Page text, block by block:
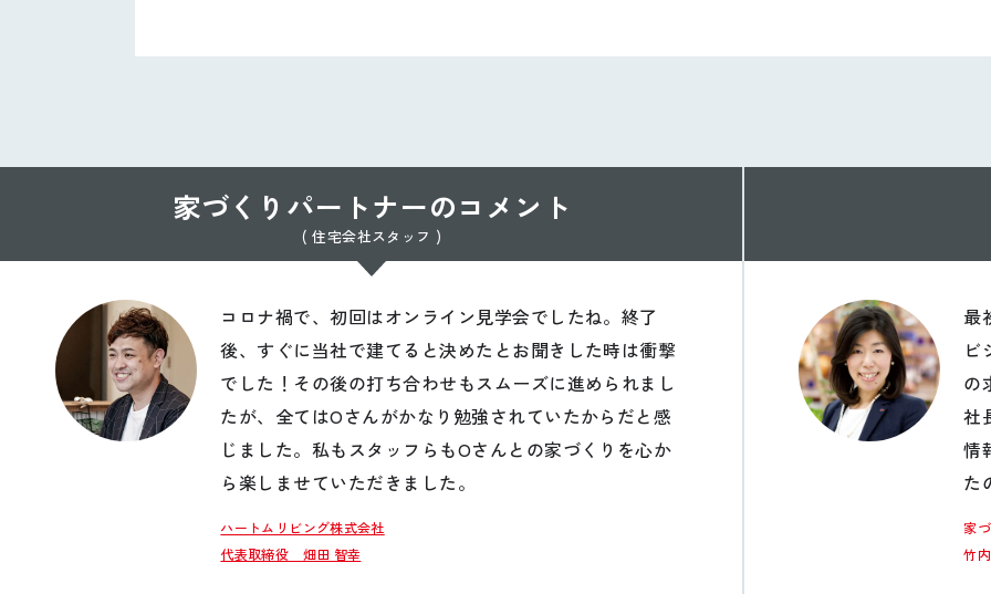
家づくりパートナーのコメント
( 住宅会社スタッフ )
コロナ禍で、初回はオンライン見学会でしたね。終了
後、すぐに当社で建てると決めたとお聞きした時は衝撃
でした！その後の打ち合わせもスムーズに進められまし
たが、全てはOさんがかなり勉強されていたからだと感
じました。私もスタッフらもOさんとの家づくりを心か
ら楽しませていただきました。
ハートムリビング株式会社
代表取締役 畑田 智幸
最
ビ
の
社
情
た
家
竹